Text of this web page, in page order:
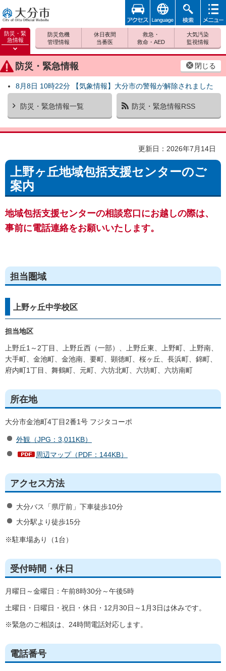
大分市
防災・緊
急情報
防災緊
急情報
を開く
防災・緊急情報 閉じる
8月8日 10時22分 【気象情報】大分市の警報が解除されました
防災・緊急情報一覧 防災・緊急情報RSS
防災危機
管理情報
休日夜間
当番医
救急・
救命・AED
大気汚染
監視情報
アクセ
ス
foreign 検索
メニュ
更新日：2026年7月14日
上野ヶ丘地域包括支援センターのご
案内
地域包括支援センターの相談窓口にお越しの際は、
事前に電話連絡をお願いいたします。
担当圏域
上野ヶ丘中学校区
担当地区
上野丘1～2丁目、上野丘西（一部）、上野丘東、上野町、上野南、
大手町、金池町、金池南、要町、顕徳町、桜ヶ丘、長浜町、錦町、
府内町1丁目、舞鶴町、元町、六坊北町、六坊町、六坊南町
所在地
大分市金池町4丁目2番1号 フジタコーポ
外観（JPG：3,011KB）
周辺マップ（PDF：144KB）
アクセス方法
大分バス「県庁前」下車徒歩10分
大分駅より徒歩15分
※駐車場あり（1台）
受付時間・休日
月曜日～金曜日：午前8時30分～午後5時
土曜日・日曜日・祝日・休日・12月30日～1月3日は休みです。
※緊急のご相談は、24時間電話対応します。
電話番号